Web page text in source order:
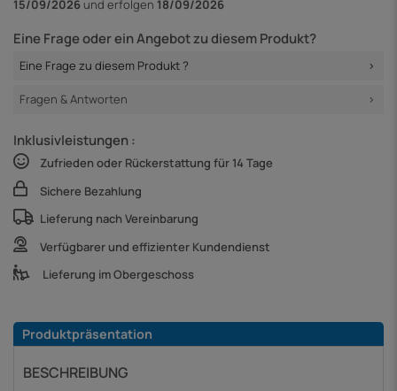
15/09/2026 und erfolgen 18/09/2026
Eine Frage oder ein Angebot zu diesem Produkt?
Eine Frage zu diesem Produkt ?
Fragen & Antworten
Inklusivleistungen :
Zufrieden oder Rückerstattung für 14 Tage
Sichere Bezahlung
Lieferung nach Vereinbarung
Verfügbarer und effizienter Kundendienst
Lieferung im Obergeschoss
Produktpräsentation
BESCHREIBUNG